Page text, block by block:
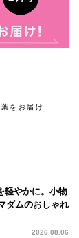
をお届け
軽やかに。小物
ダムのおしゃれ
2026.08.06